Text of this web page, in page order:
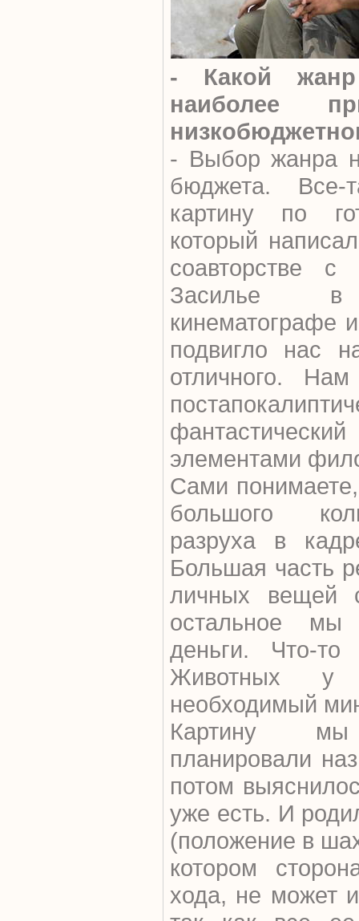
- Какой
наиболее
- Выбор жанра
бюджета.
картину по
который
соавторстве с
Засилье в
кинематографе
подвигло нас
отличного.
элементами
Сами понимаете,
большого
разруха в
Большая часть
личных вещей
остальное
деньги. Что-то
Животных
необходимый
Картину мы
планировали
потом
уже есть. И
(положение в
котором
хода, не может